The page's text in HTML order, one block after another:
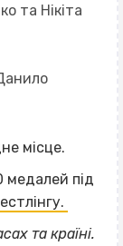
та Нікіта
місце.
під
та країні.